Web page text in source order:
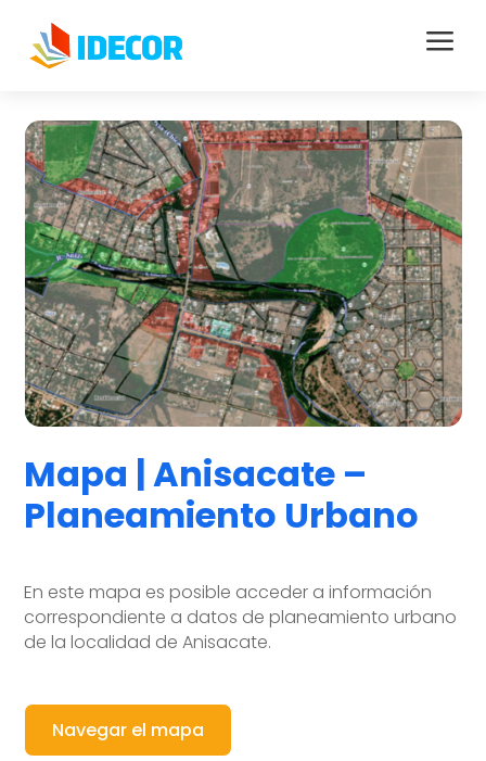
a
Mapa | Anisacate –
Planeamiento Urbano
En este mapa es posible acceder a información
correspondiente a datos de planeamiento urbano
de la localidad de Anisacate.
Navegar el mapa